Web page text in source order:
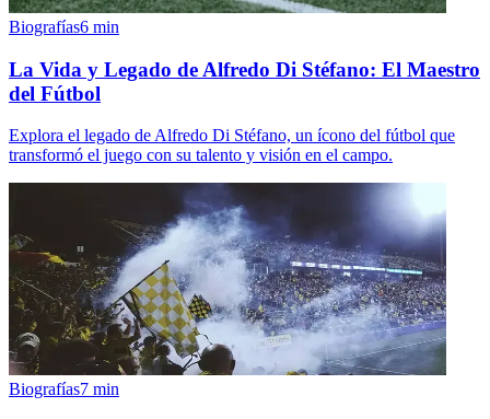
Biografías6 min
La Vida y Legado de Alfredo Di Stéfano: El Maestro
del Fútbol
Explora el legado de Alfredo Di Stéfano, un ícono del fútbol que
transformó el juego con su talento y visión en el campo.
Biografías7 min